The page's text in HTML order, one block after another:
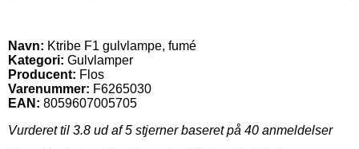
Navn: Ktribe F1 gulvlampe, fumé
Kategori: Gulvlamper
Producent: Flos
Varenummer: F6265030
EAN: 8059607005705
Vurderet til 3.8 ud af 5 stjerner baseret på 40 anmeldelser